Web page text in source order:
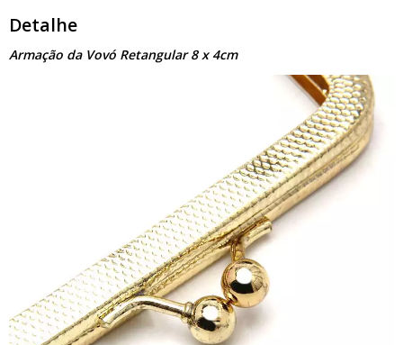
Detalhe
Armação da Vovó Retangular 8 x 4cm